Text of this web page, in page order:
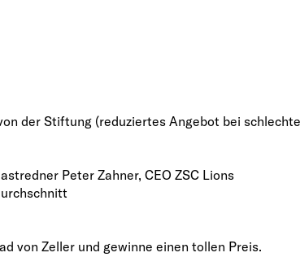
der Stiftung (reduziertes Angebot bei
Peter Zahner, CEO ZSC Lions
von Zeller und gewinne einen tollen Preis.